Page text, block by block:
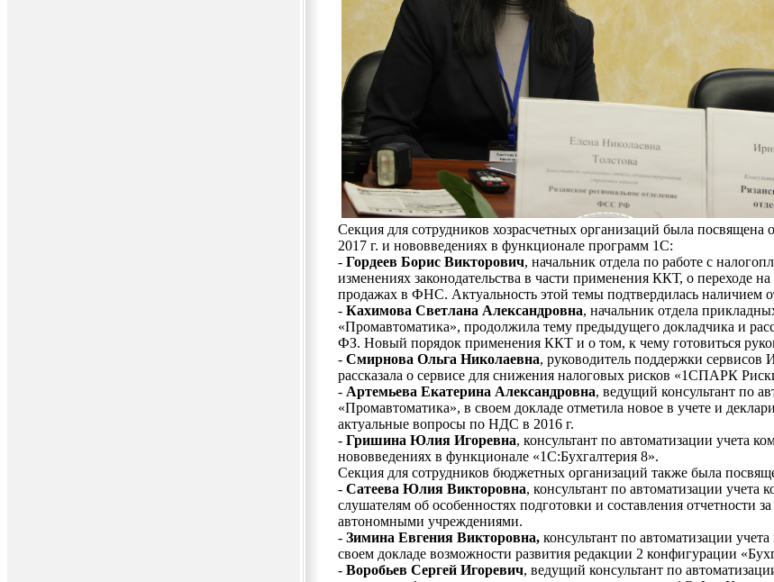
Секция для сотрудников хозрасчетных организаций была посвящена
2017 г. и нововведениях в функционале программ 1С:
- Гордеев Борис Викторович, начальник отдела по работе с
изменениях законодательства в части применения ККТ, о переходе
продажах в ФНС. Актуальность этой темы подтвердилась наличием
- Кахимова Светлана Александровна, начальник отдела
«Промавтоматика», продолжила тему предыдущего докладчика и
ФЗ. Новый порядок применения ККТ и о том, к чему готовиться
- Смирнова Ольга Николаевна, руководитель поддержки
рассказала о сервисе для снижения налоговых рисков «1СПАРК
- Артемьева Екатерина Александровна, ведущий консультант по
«Промавтоматика», в своем докладе отметила новое в учете и
актуальные вопросы по НДС в 2016 г.
- Гришина Юлия Игоревна, консультант по автоматизации учета
нововведениях в функционале «1С:Бухгалтерия 8».
Секция для сотрудников бюджетных организаций также была
- Сатеева Юлия Викторовна, консультант по автоматизации учета
слушателям об особенностях подготовки и составления отчетности
автономными учреждениями.
- Зимина Евгения Викторовна, консультант по автоматизации
своем докладе возможности развития редакции 2 конфигурации
- Воробьев Сергей Игоревич, ведущий консультант по